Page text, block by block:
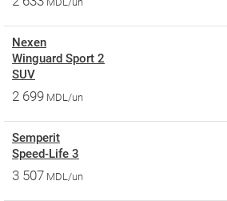
Nexen
Winguard Sport 2
SUV
2 699 MDL/un
Semperit
Speed-Life 3
3 507 MDL/un